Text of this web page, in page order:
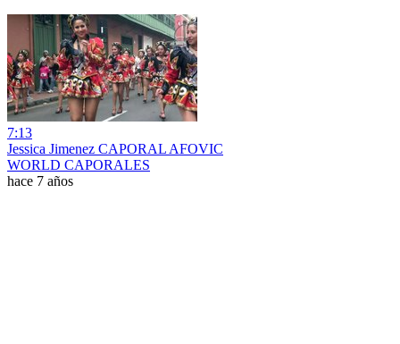
7:13
Jessica Jimenez CAPORAL AFOVIC
WORLD CAPORALES
hace 7 años